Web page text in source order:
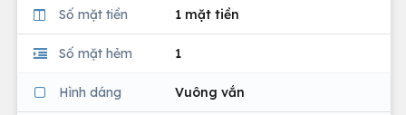
Số mặt tiền 1 mặt tiền
Số mặt hẻm 1
Hình dáng Vuông vắn